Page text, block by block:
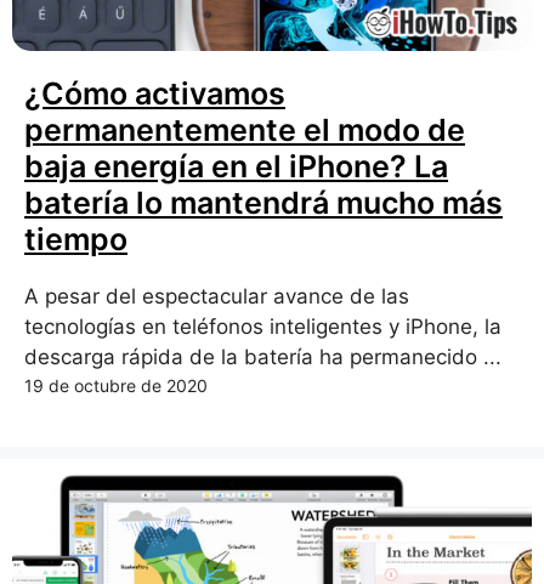
¿Cómo activamos
permanentemente el modo de
baja energía en el iPhone? La
batería lo mantendrá mucho más
tiempo
A pesar del espectacular avance de las
tecnologías en teléfonos inteligentes y iPhone, la
descarga rápida de la batería ha permanecido ...
19 de octubre de 2020